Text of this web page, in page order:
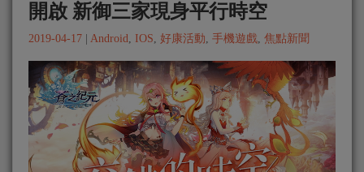
開啟 新御三家現身平行時空
2019-04-17 Android, IOS, 好康活動, 手機遊戲, 焦點新聞